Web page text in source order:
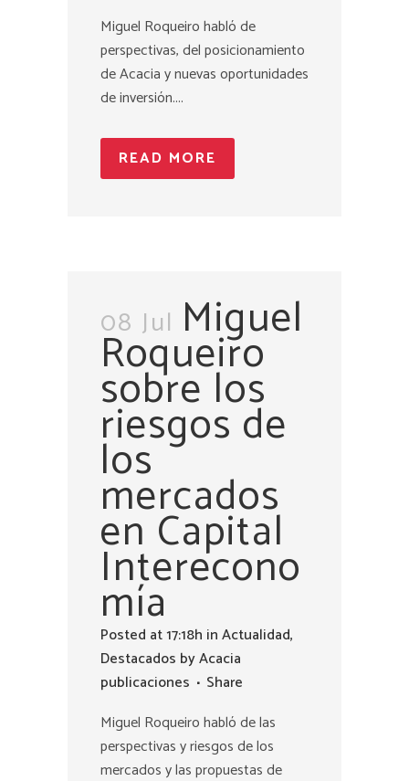
Miguel Roqueiro habló de
perspectivas, del posicionamiento
de Acacia y nuevas oportunidades
de inversión....
READ MORE
08 Jul Miguel
Roqueiro
sobre los
riesgos de
los
mercados
en Capital
Interecono
mía
Posted at 17:18h inActualidad,
Destacados byAcacia
publicaciones
Share
Miguel Roqueiro habló de las
perspectivas y riesgos de los
mercados y las propuestas de